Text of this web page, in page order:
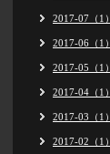
2017-07（1）
2017-06（1）
2017-05（1）
2017-04（1）
2017-03（1）
2017-02（1）